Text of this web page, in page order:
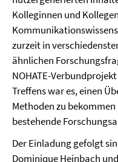
Kolleginnen und
zurzeit in
ähnlichen
NOHATE-
Treffens war es, einen
Methoden zu
bestehende
Der Einladung gefolgt
Dominique Heinbach